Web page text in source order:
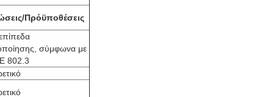
Πρόϋποθέσεις
σύμφωνα με
802.3